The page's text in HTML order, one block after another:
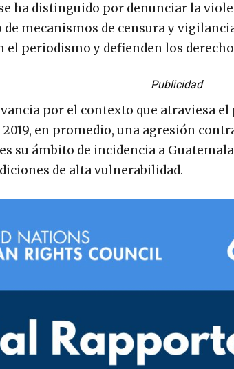
ha distinguido por denunciar la
de mecanismos de censura y
el periodismo y defienden los
Publicidad
por el contexto que atraviesa el
en promedio, una agresión
su ámbito de incidencia a
de alta vulnerabilidad.